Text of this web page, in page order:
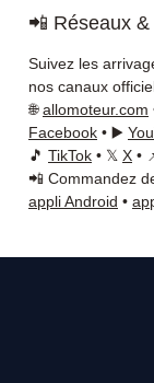
📲 Réseaux
Suivez les
nos canaux
🌐allomoteur.com
Facebook • ▶️
🎵 TikTok • 𝕏 X •
📲 Commandez
appli Android •